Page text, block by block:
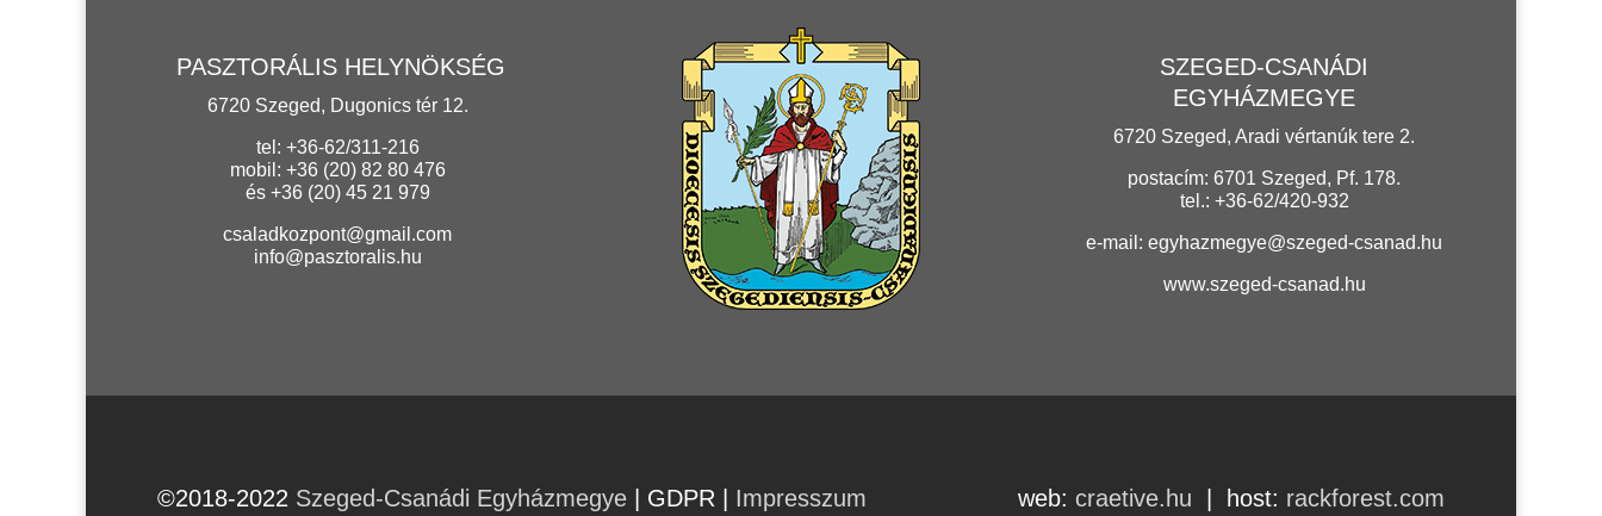
PASZTORÁLIS HELYNÖKSÉG
6720 Szeged, Dugonics tér 12.
tel: +36-62/311-216
mobil: +36 (20) 82 80 476
és +36 (20) 45 21 979
csaladkozpont@gmail.com
info@pasztoralis.hu
SZEGED-CSANÁDI
EGYHÁZMEGYE
6720 Szeged, Aradi vértanúk tere 2.
postacím: 6701 Szeged, Pf. 178.
tel.: +36-62/420-932
e-mail:egyhazmegye@szeged-csanad.hu
www.szeged-csanad.hu
©2018-2022 Szeged-Csanádi Egyházmegye | GDPR Impresszum web: craetive.hu | host: rackforest.com